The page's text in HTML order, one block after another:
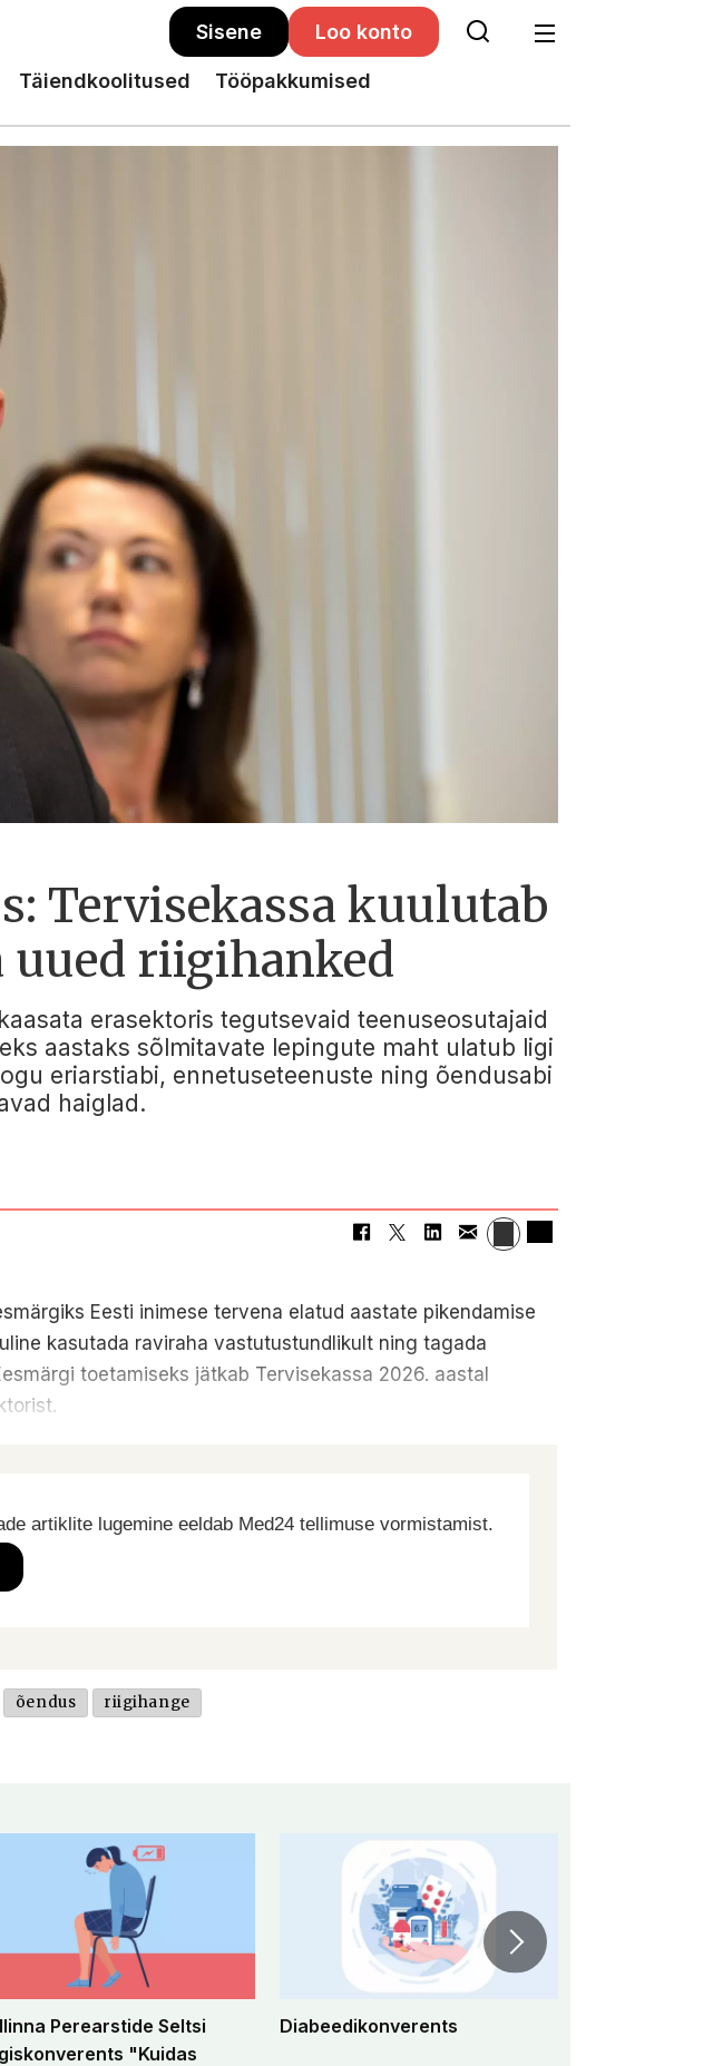
Sisene Loo konto
Täiendkoolitused Tööpakkumised
Tervisekassa kuulutab
uued riigihanked
erasektoris tegutsevaid teenuseosutajaid
aastaks sõlmitavate lepingute maht ulatub ligi
eriarstiabi, ennetuseteenuste ning õendusabi
haiglad.
Eesti inimese tervena elatud aastate pikendamise
kasutada raviraha vastutustundlikult ning tagada
toetamiseks jätkab Tervisekassa 2026. aastal
artiklite lugemine eeldab Med24 tellimuse vormistamist.
õendus riigihange
Perearstide Seltsi
"Kuidas
Diabeedikonverents